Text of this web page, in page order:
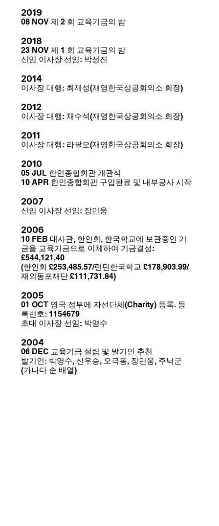
2019
08 NOV 제 2 회 교육기금의 밤
2018
23 NOV 제 1 회 교육기금의 밤
신임 이사장 선임: 박성진
2014
이사장 대행: 최재성(재영한국상공회의소 회장)
2012
이사장 대행: 채수석(재영한국상공회의소 회장)
2011
이사장 대행: 라팔모(재영한국상공회의소 회장)
2010
05 JUL 한인종합회관 개관식
10 APR 한인종합회관 구입완료 및 내부공사 시작
2007
신임 이사장 선임: 장민웅
2006
10 FEB 대사관, 한인회, 한국학교에 보관중인 기
금을 교육기금으로 이체하여 기금결성:
£544,121.40
(한인회 £253,485.57/런던한국학교 £178,903.99/
재외동포재단 £111,731.84)
2005
01 OCT 영국 정부에 자선단체(Charity) 등록. 등
록번호: 1154679
초대 이사장 선임: 박영수
2004
06 DEC 교육기금 설립 및 발기인 추천
발기인: 박영수, 신우승, 오극동, 장민웅, 주낙군
(가나다 순 배열)